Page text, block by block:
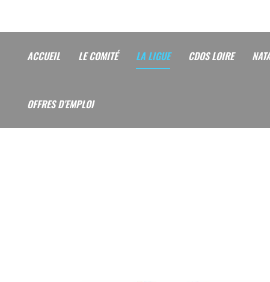
ACCUEIL LE COMITÉ LA LIGUE CDOS LOIRE
OFFRES D’EMPLOI